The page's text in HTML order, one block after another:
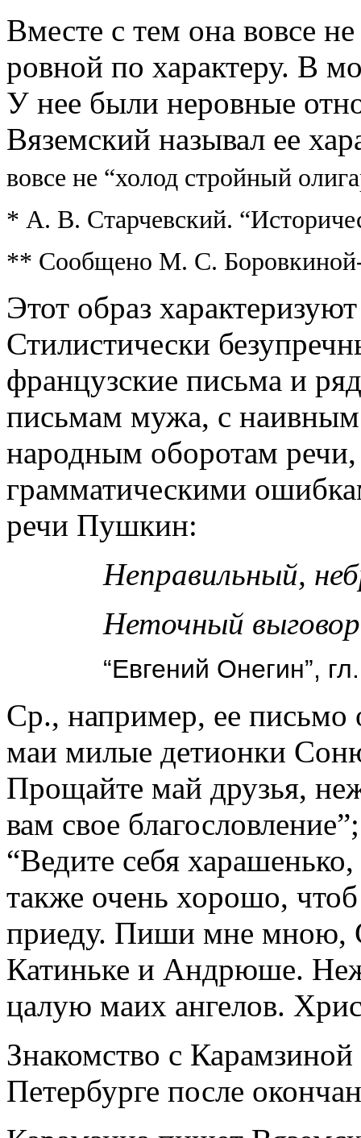
Вместе с тем она вовсе
ровной по характеру. В
У нее были неровные
Вяземский называл ее
вовсе не “холод стройный
* А. В. Старчевский.
** Сообщено М. С.
Этот образ
Стилистически
французские письма и
письмам мужа, с наивным
народным оборотам
грамматическими
речи Пушкин:
Неправильный,
Неточный
“Евгений Онегин”,
Ср., например, ее письмо
маи милые детионки
Прощайте май друзья,
вам свое
“Ведите себя
также очень хорошо,
приеду. Пиши мне мною,
Катиньке и Андрюше.
цалую маих ангелов.
Знакомство с
Петербурге после